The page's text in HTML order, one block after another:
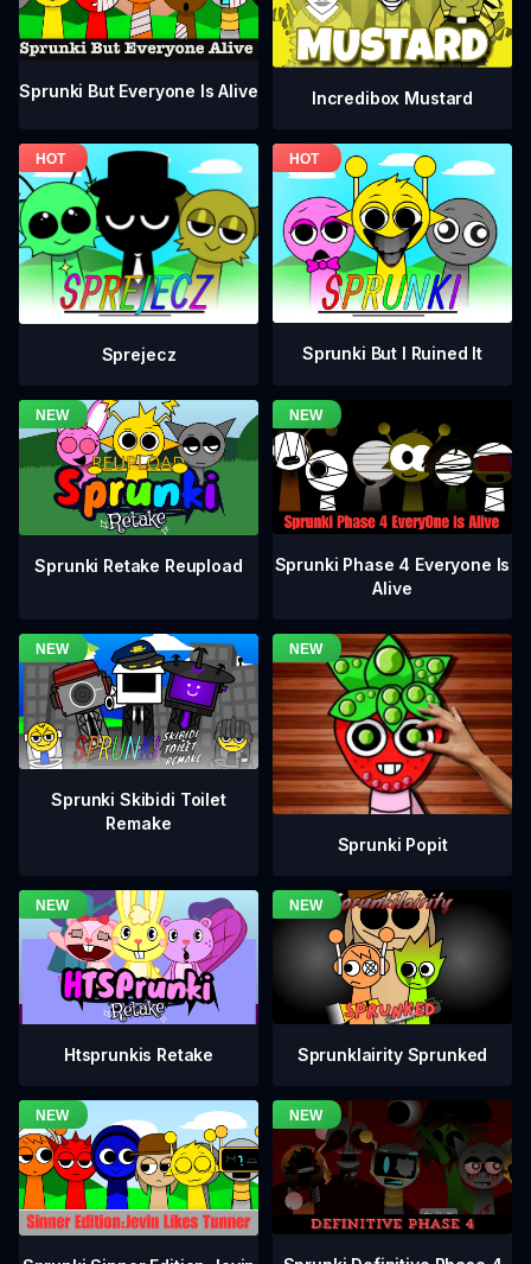
Sprunki But Everyone Is Alive Incredibox Mustard
Sprejecz Sprunki But I Ruined It
Sprunki Retake Reupload
Sprunki Phase 4 Everyone Is
Alive
Sprunki Skibidi Toilet
Remake
Sprunki Popit
Htsprunkis Retake Sprunklairity Sprunked